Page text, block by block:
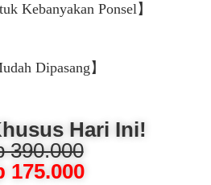
Kebanyakan Ponsel】
Dipasang】
Hari Ini!
390.000
175.000